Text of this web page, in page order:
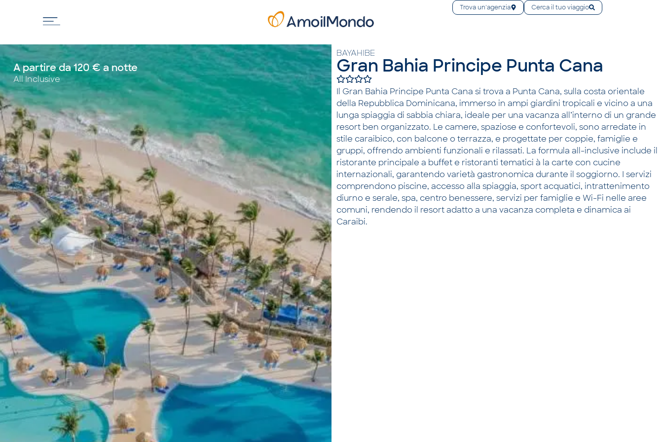
Trova un'agenzia Cerca il tuo viaggio
A partire da 120 € a notte
All Inclusive
BAYAHIBE
Gran Bahia Principe Punta Cana
Il Gran Bahia Principe Punta Cana si trova a Punta Cana, sulla costa orientale
della Repubblica Dominicana, immerso in ampi giardini tropicali e vicino a una
lunga spiaggia di sabbia chiara, ideale per una vacanza all’interno di un grande
resort ben organizzato. Le camere, spaziose e confortevoli, sono arredate in
stile caraibico, con balcone o terrazza, e progettate per coppie, famiglie e
gruppi, offrendo ambienti funzionali e rilassati. La formula all-inclusive include il
ristorante principale a buffet e ristoranti tematici à la carte con cucine
internazionali, garantendo varietà gastronomica durante il soggiorno. I servizi
comprendono piscine, accesso alla spiaggia, sport acquatici, intrattenimento
diurno e serale, spa, centro benessere, servizi per famiglie e Wi-Fi nelle aree
comuni, rendendo il resort adatto a una vacanza completa e dinamica ai
Caraibi.